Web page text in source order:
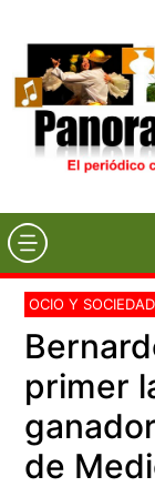
OCIO Y SOCIEDAD
primer
de